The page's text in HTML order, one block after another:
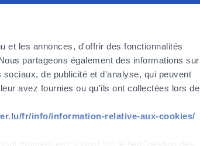
et les annonces, d'offrir des fonctionnalités
partageons également des informations sur
de publicité et d'analyse, qui peuvent
avez fournies ou qu'ils ont collectées lors de
fr/info/information-relative-aux-cookies/
Foyer Assurances
L-3372 Leudelange
Actuellement fermé
Liens utiles
Foyer en Belgique
Le Groupe Foyer
Carrière